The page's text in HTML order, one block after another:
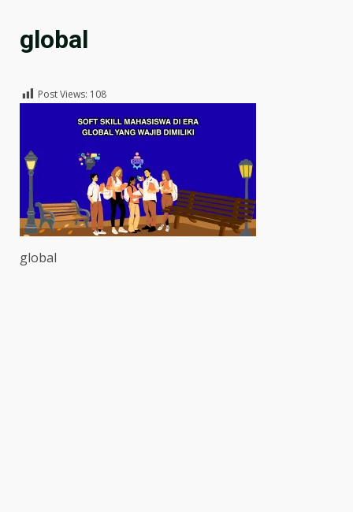
global
Post Views: 108
global